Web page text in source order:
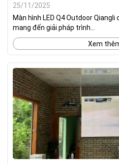
25/11/2025
Màn hình LED Q4 Outdoor
mang đến giải pháp trình...
Xem